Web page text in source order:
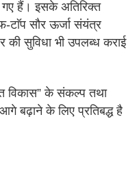
गए हैं। इसके अतिरिक्त
टाॅप सौर ऊर्जा संयंत्र
की सुविधा भी उपलब्ध कराई
विकास” के संकल्प तथा
बढ़ाने के लिए प्रतिबद्ध है